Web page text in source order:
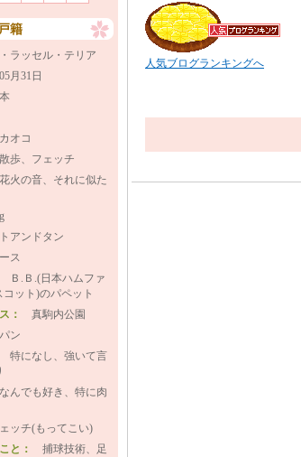
戸籍
ラッセル・テリア
月31日
カオコ
歩、フェッチ
花火の音、それに似た
アンドタン
ス
Ｂ.Ｂ.(日本ハムファ
ット)のパペット
ス： 真駒内公園
パン
特になし、強いて言
なんでも好き、特に肉
ッチ(もってこい)
と： 捕球技術、足
人気ブログランキングへ